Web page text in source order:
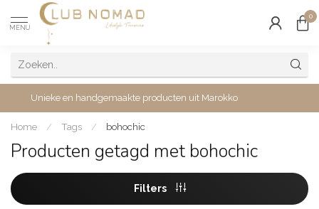
MENU
0
Unieke en handgemaakte producten uit Marokko
Home / Tags / bohochic
Producten getagd met bohochic
Filters